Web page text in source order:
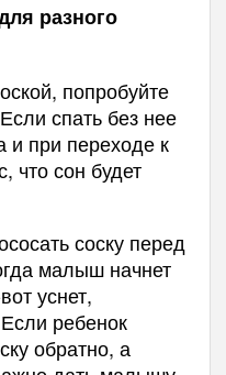
разного
попробуйте
спать без нее
и при переходе к
что сон будет
соску перед
малыш начнет
уснет,
ребенок
обратно, а